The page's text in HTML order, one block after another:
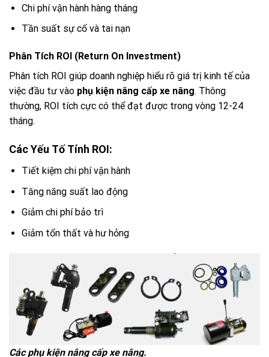
Chi phí vận hành hàng tháng
Tần suất sự cố và tai nạn
Phân Tích ROI (Return On Investment)
Phân tích ROI giúp doanh nghiệp hiểu rõ giá trị kinh tế của
việc đầu tư vào phụ kiện nâng cấp xe nâng. Thông
thường, ROI tích cực có thể đạt được trong vòng 12-24
tháng.
Các Yếu Tố Tính ROI:
Tiết kiệm chi phí vận hành
Tăng năng suất lao động
Giảm chi phí bảo trì
Giảm tổn thất và hư hỏng
Các phụ kiện nâng cấp xe nâng.